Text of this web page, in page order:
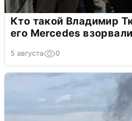
Кто такой Владимир
его Mercedes взорвали
5 августа 0